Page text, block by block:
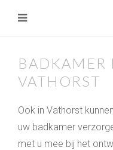
BADKAMER
VATHORST
Ook in Vathorst
uw badkamer
met u mee bij het